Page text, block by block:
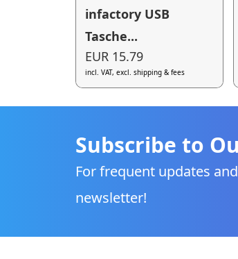
infactory USB
Tasche...
EUR 15.79
incl. VAT, excl. shipping & fees
Subscribe to
For frequent updates
newsletter!